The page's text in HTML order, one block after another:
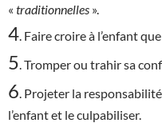
« traditionnelles ».
4 . Faire croire à l’enfant
5 . Tromper ou trahir sa
6 . Projeter la
l’enfant et le culpabiliser.